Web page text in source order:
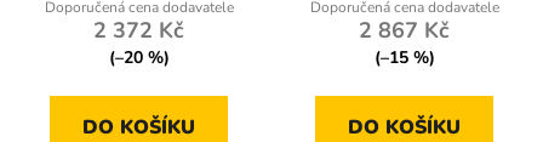
2 372 Kč
(–20 %)
DO KOŠÍKU
2 867 Kč
(–15 %)
DO KOŠÍKU